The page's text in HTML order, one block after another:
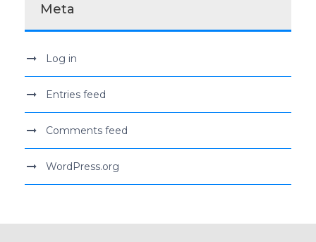
Meta
Log in
Entries feed
Comments feed
WordPress.org